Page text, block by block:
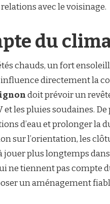
avec le voisinage.
du
chauds, un fort
directement la
doit prévoir un
et les pluies soudaines.
d’eau et prolonger la
sur l’orientation, les
jouer plus longtemps
ne tiennent pas compte
un aménagement